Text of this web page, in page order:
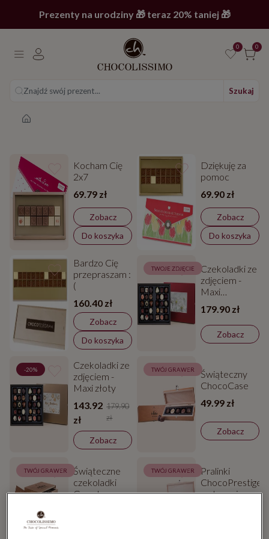
Prezenty na urodziny 🎁 teraz 20% taniej 🎁
0 0
Znajdź swój prezent... Szukaj
Kocham Cię
2x7
69.79 zł
Zobacz
Do koszyka
Dziękuję za
pomoc
69.90 zł
Zobacz
Do koszyka
Bardzo Cię
przepraszam :
(
160.40 zł
Zobacz
Do koszyka
TWOJE ZDJĘCIE
Czekoladki ze
zdjęciem -
Maxi
czerwony
179.90 zł
Zobacz
-20%
Czekoladki ze
zdjęciem -
Maxi złoty
143.92
zł
179.90
zł
Zobacz
TWÓJ GRAWER
Świąteczny
ChocoCase
49.99 zł
Zobacz
TWÓJ GRAWER
Świąteczne
czekoladki
Grande
TWÓJ GRAWER
Pralinki
ChocoPrestige
w drewnianej